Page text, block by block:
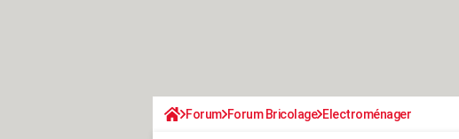
Forum Forum Bricolage Electroménager